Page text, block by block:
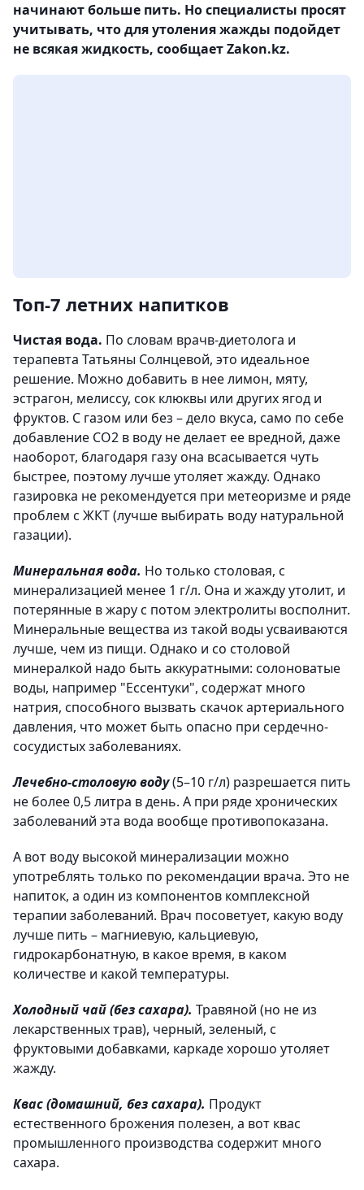
начинают больше пить. Но специалисты просят
учитывать, что для утоления жажды подойдет
не всякая жидкость, сообщает Zakon.kz.
Топ-7 летних напитков
Чистая вода. По словам врачв-дие­толога и
терапевта Татьяны Солнцевой, это идеальное
решение. Можно добавить в нее лимон, мяту,
эстрагон, мелиссу, сок клюквы или других ягод и
фруктов. С газом или без – дело вкуса, само по себе
добавление СО2 в воду не делает ее вредной, даже
наоборот, благодаря газу она всасывается чуть
быстрее, поэтому лучше утоляет жажду. Однако
газировка не рекомендуется при метеоризме и ряде
проблем с ЖКТ (лучше выбирать воду натуральной
газации).
Минеральная вода. Но только столовая, с
минерализацией менее 1 г/л. Она и жажду утолит, и
потерянные в жару с потом электролиты восполнит.
Минеральные вещества из такой воды усваи­ваются
лучше, чем из пищи. Однако и со столовой
минералкой надо быть аккуратными: солоноватые
воды, например "Ессентуки", содержат много
натрия, способного вызвать скачок артериального
давления, что может быть опасно при сердечно-
сосудистых заболеваниях.
Лечебно-столовую воду­(­5–10 г/л) разрешается пить
не более 0,5 литра в день. А при ряде хронических
заболеваний эта вода вообще противопоказана.
А вот воду высокой минерализации можно
употреблять только по рекомендации врача. Это не
напиток, а один из компонентов комплексной
терапии заболеваний. Врач посоветует, какую воду
лучше пить – магниевую, кальциевую,
гидрокарбонатную, в какое время, в каком
количестве и какой температуры.
Холодный чай (без сахара). Травяной (но не из
лекарственных трав), черный, зеленый, с
фруктовыми добавками, каркаде хорошо утоляет
жажду.
Квас (домашний, без сахара). Продукт
естественного брожения полезен, а вот квас
промышленного производ­ства содержит много
сахара.